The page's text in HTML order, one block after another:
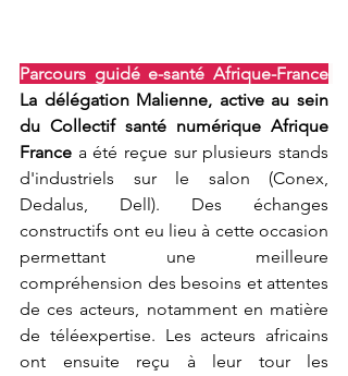
Parcours guidé e-santé Afrique-France
La délégation Malienne, active au sein
du Collectif santé numérique Afrique
France a été reçue sur plusieurs stands
d'industriels sur le salon (Conex,
Dedalus, Dell). Des échanges
constructifs ont eu lieu à cette occasion
permettant une meilleure
compréhension des besoins et attentes
de ces acteurs, notamment en matière
de téléexpertise. Les acteurs africains
ont ensuite reçu à leur tour les